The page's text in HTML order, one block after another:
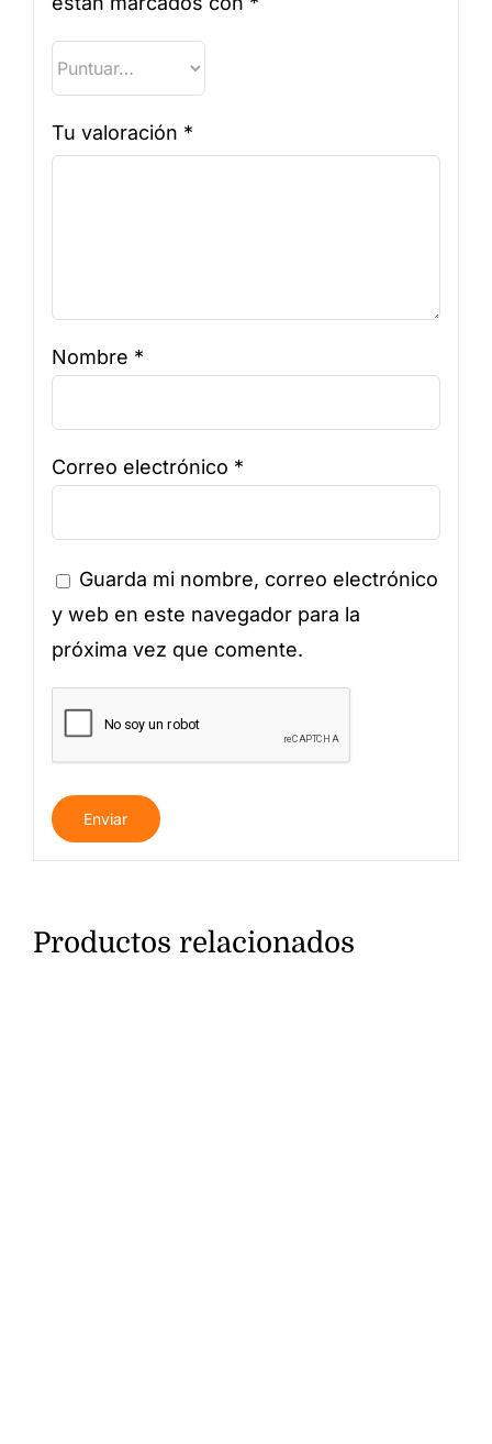
Tu valoración *
Nombre *
Correo electrónico *
Guarda mi nombre, correo electrónico
y web en este navegador para la
próxima vez que comente.
Productos relacionados